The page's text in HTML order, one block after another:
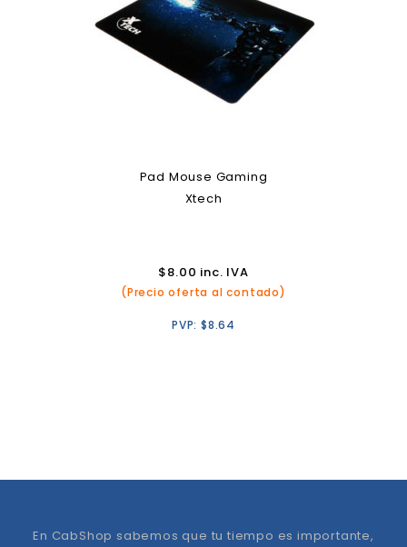
Pad Mouse Gaming
Xtech
$8.00 inc. IVA
(Precio oferta al contado)
PVP: $8.64
En CabShop sabemos que tu tiempo es importante,